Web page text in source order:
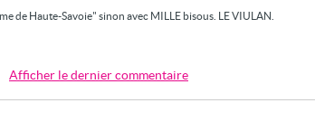
de Haute-Savoie" sinon avec MILLE bisous. LE VIULAN.
Afficher le dernier commentaire